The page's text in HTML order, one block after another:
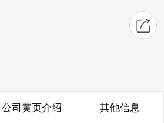
公司黄页介绍 其他信息